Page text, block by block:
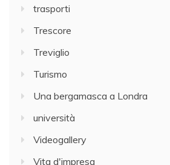
trasporti
Trescore
Treviglio
Turismo
Una bergamasca a Londra
università
Videogallery
Vita d'impresa